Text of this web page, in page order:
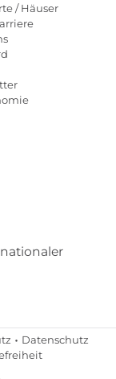
/ Häuser
Datenschutz